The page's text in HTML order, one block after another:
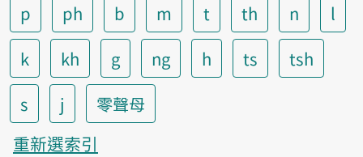
p
ph b m t th n
l
k
kh g ng h ts
tsh
s
j
零聲母
重新選索引